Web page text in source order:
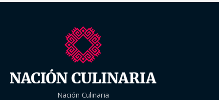
Nación Culinaria